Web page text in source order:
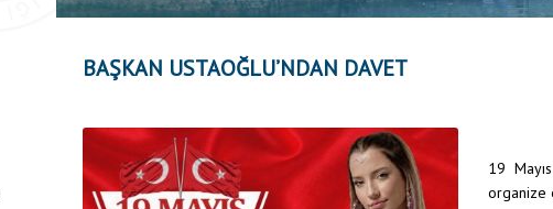
BAŞKAN USTAOĞLU’NDAN DAVET
19
organize